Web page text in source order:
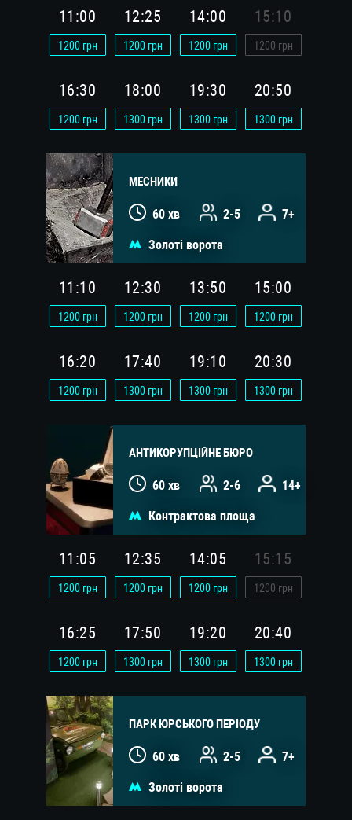
11:00
1200грн
12:25
1200грн
14:00
1200грн
15:10
1200 грн
16:30
1200грн
18:00
1300грн
19:30
1300грн
20:50
1300грн
МЕСНИКИ
60 хв 2-5 7+
Золоті ворота
11:10
1200грн
12:30
1200грн
13:50
1200грн
15:00
1200грн
16:20
1200грн
17:40
1300грн
19:10
1300грн
20:30
1300грн
АНТИКОРУПЦІЙНЕ БЮРО
60 хв 2-6 14+
Контрактова площа
11:05
1200грн
12:35
1200грн
14:05
1200грн
15:15
1200 грн
16:25
1200грн
17:50
1300грн
19:20
1300грн
20:40
1300грн
ПАРК ЮРСЬКОГО ПЕРІОДУ
60 хв 2-5 7+
Золоті ворота